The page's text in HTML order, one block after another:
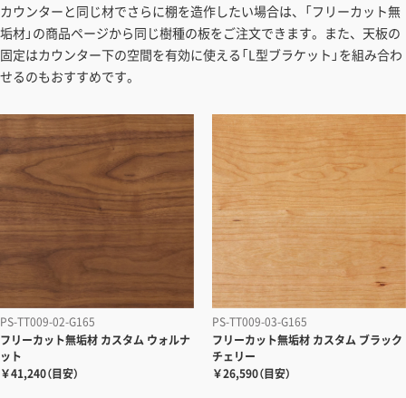
カウンターと同じ材でさらに棚を造作したい場合は、「フリーカット無
垢材」の商品ページから同じ樹種の板をご注文できます。また、天板の
固定はカウンター下の空間を有効に使える「L型ブラケット」を組み合わ
せるのもおすすめです。
PS-TT009-02-G165
フリーカット無垢材 カスタム ウォルナ
ット
￥41,240（目安）
PS-TT009-03-G165
フリーカット無垢材 カスタム ブラック
チェリー
￥26,590（目安）